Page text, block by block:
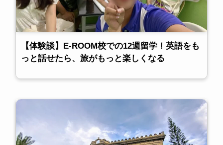
【体験談】E-ROOM校での12週留学！英語をも
っと話せたら、旅がもっと楽しくなる